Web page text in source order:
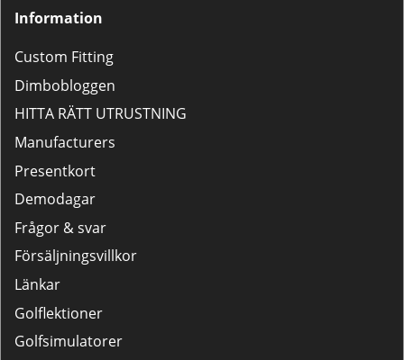
Information
Custom Fitting
Dimbobloggen
HITTA RÄTT UTRUSTNING
Manufacturers
Presentkort
Demodagar
Frågor & svar
Försäljningsvillkor
Länkar
Golflektioner
Golfsimulatorer